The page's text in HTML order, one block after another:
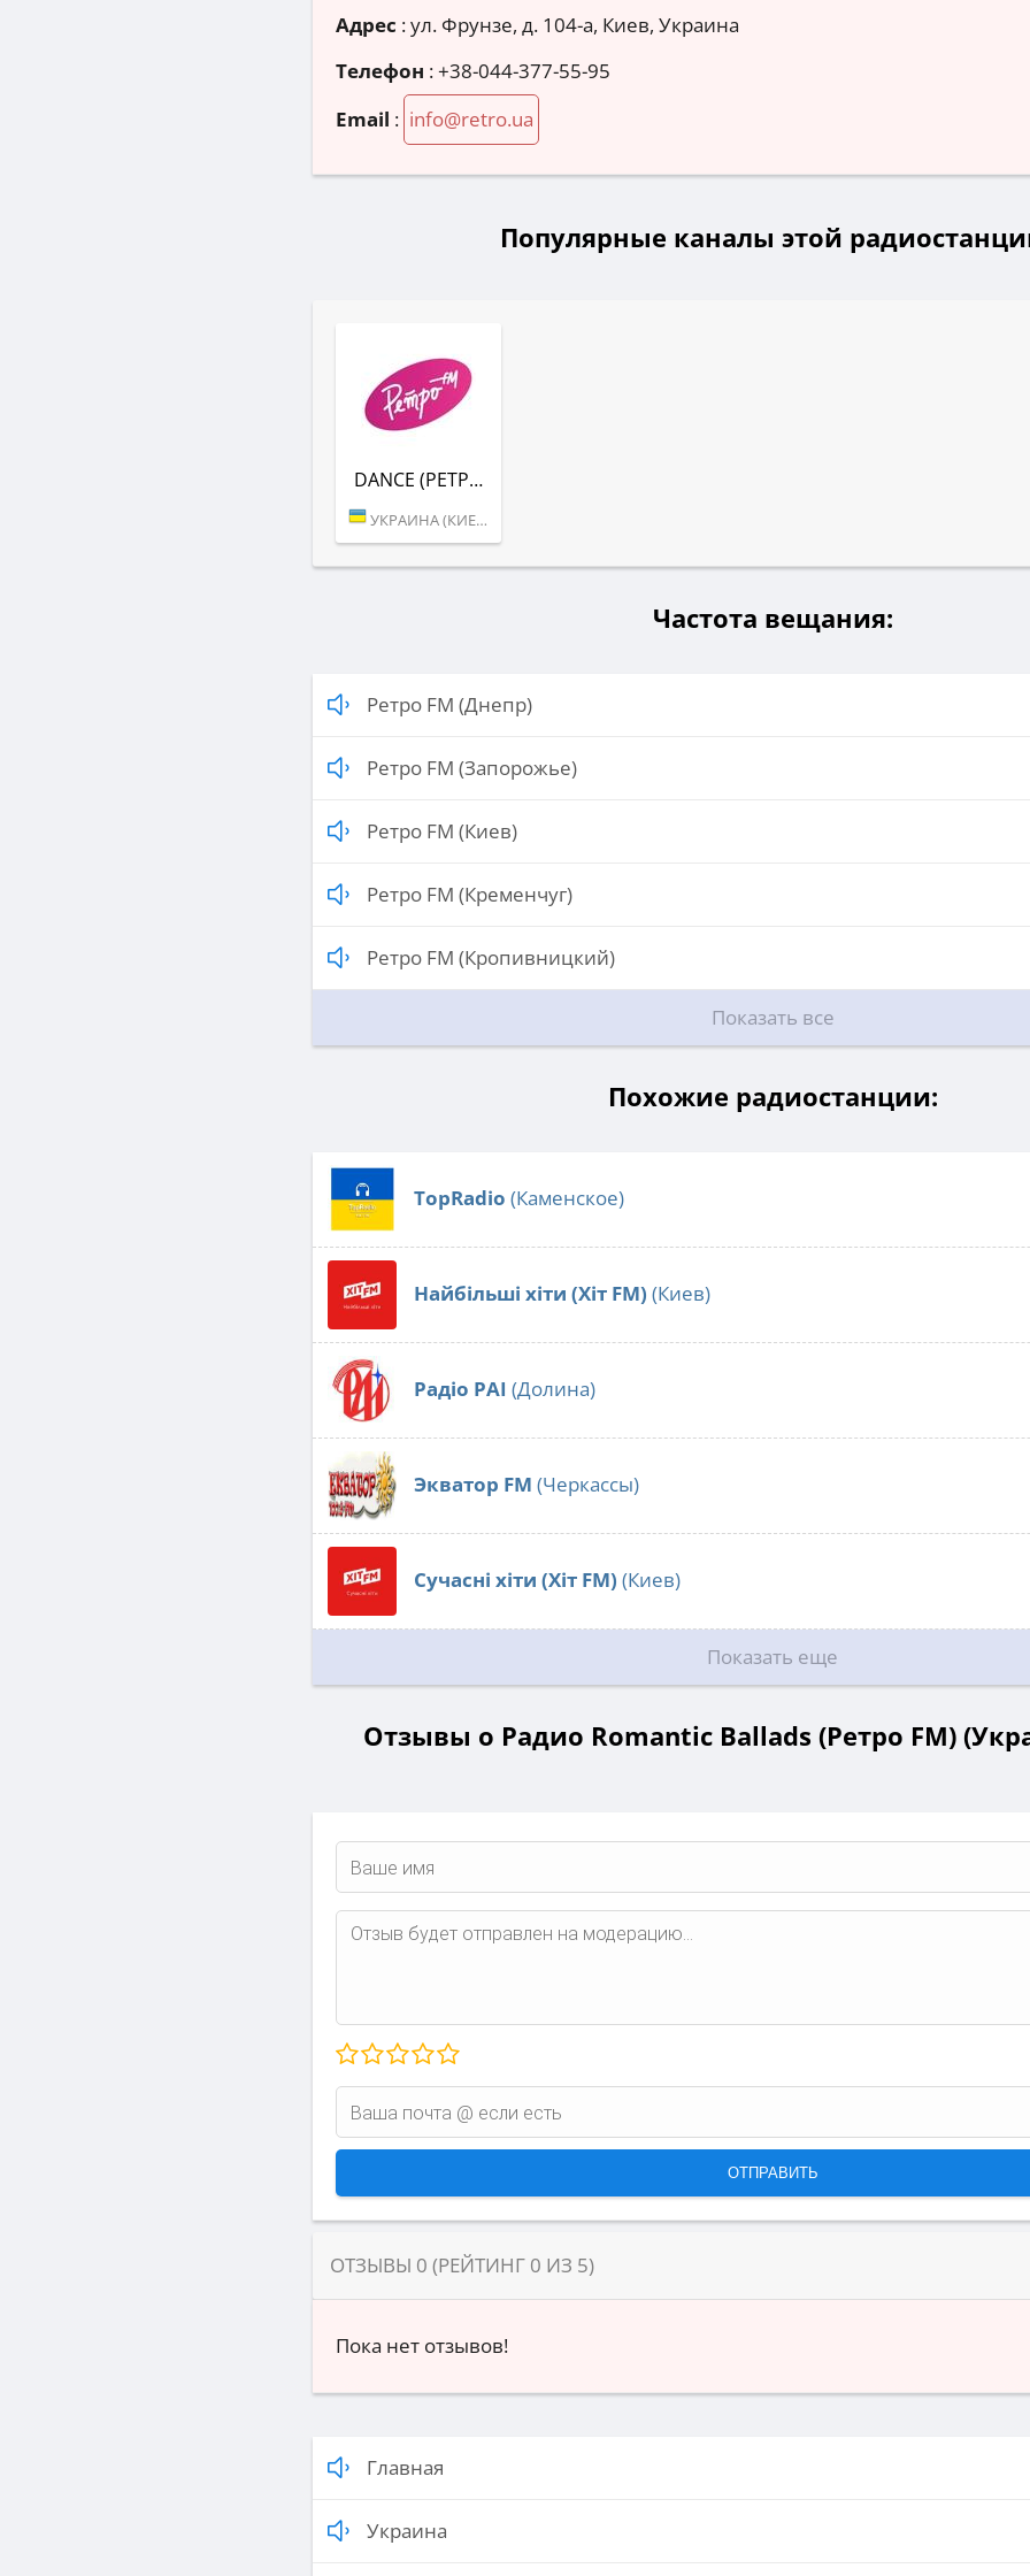
Адрес :ул. Фрунзе, д. 104-а, Киев, Украина
Телефон :+38-044-377-55-95
Email : info@retro.ua
Популярные каналы этой
DANCE (РЕТРО FM)
УКРАИНА (КИЕВ)
Частота вещания:
Ретро FM (Днепр)
Ретро FM (Запорожье)
Ретро FM (Киев)
Ретро FM (Кременчуг)
Ретро FM (Кропивницкий)
Показать все
Похожие радиостанции:
TopRadio (Каменское)
Найбільші хіти (Хіт FM) (Киев)
Радіо РАІ (Долина)
Экватор FM (Черкассы)
Сучасні хіти (Хіт FM) (Киев)
Показать еще
Отзывы о Радио Romantic Ballads (Ретро FM)
ОТЗЫВЫ 0 (РЕЙТИНГ 0 ИЗ 5)
Пока нет отзывов!
Главная
Украина